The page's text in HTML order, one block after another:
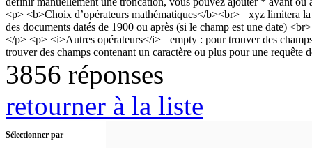
3856 réponses
retourner à la liste
Sélectionner par